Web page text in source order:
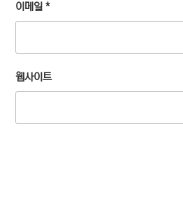
이메일*
웹사이트